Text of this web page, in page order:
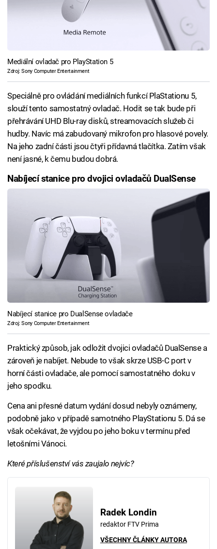
Mediální ovladač pro PlayStation 5
Zdroj: Sony Computer Entertainment
Speciálně pro ovládání mediálních funkcí PlaStationu 5,
slouží tento samostatný ovladač. Hodit se tak bude při
přehrávání UHD Blu-ray disků, streamovacích služeb či
hudby. Navíc má zabudovaný mikrofon pro hlasové povely.
Na jeho zadní části jsou čtyři přídavná tlačítka. Zatím však
není jasné, k čemu budou dobrá.
Nabíjecí stanice pro dvojici ovladačů DualSense
Nabíjecí stanice pro DualSense ovladače
Zdroj: Sony Computer Entertainment
Praktický způsob, jak odložit dvojici ovladačů DualSense a
zároveň je nabíjet. Nebude to však skrze USB-C port v
horní části ovladače, ale pomocí samostatného doku v
jeho spodku.
Cena ani přesné datum vydání dosud nebyly oznámeny,
podobně jako v případě samotného PlayStationu 5. Dá se
však očekávat, že vyjdou po jeho boku v termínu před
letošními Vánoci.
Které příslušenství vás zaujalo nejvíc?
Radek Londin
redaktor FTV Prima
VŠECHNY ČLÁNKY AUTORA